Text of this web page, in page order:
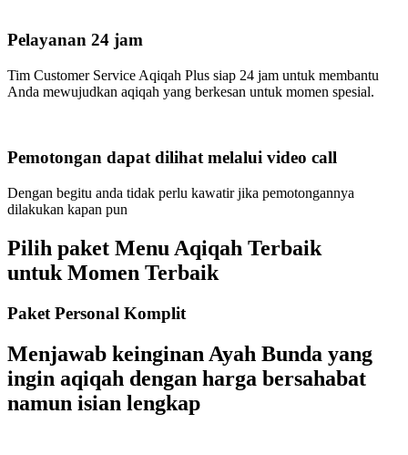
Pelayanan 24 jam
Tim Customer Service Aqiqah Plus siap 24 jam untuk membantu
Anda mewujudkan aqiqah yang berkesan untuk momen spesial.
Pemotongan dapat dilihat melalui video call
Dengan begitu anda tidak perlu kawatir jika pemotongannya
dilakukan kapan pun
Pilih paket Menu Aqiqah Terbaik
untuk Momen Terbaik
Paket Personal Komplit
Menjawab keinginan Ayah Bunda yang
ingin aqiqah dengan harga bersahabat
namun isian lengkap